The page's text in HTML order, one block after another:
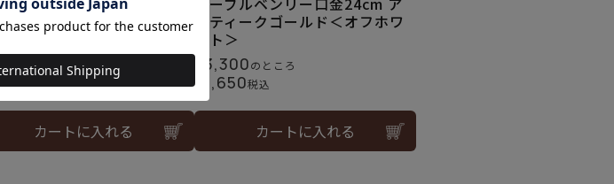
のところ
カートに入れる
ンティークゴールド＜オフホワ
イト＞
3,300のところ
¥ 1,650税込
カートに入れる